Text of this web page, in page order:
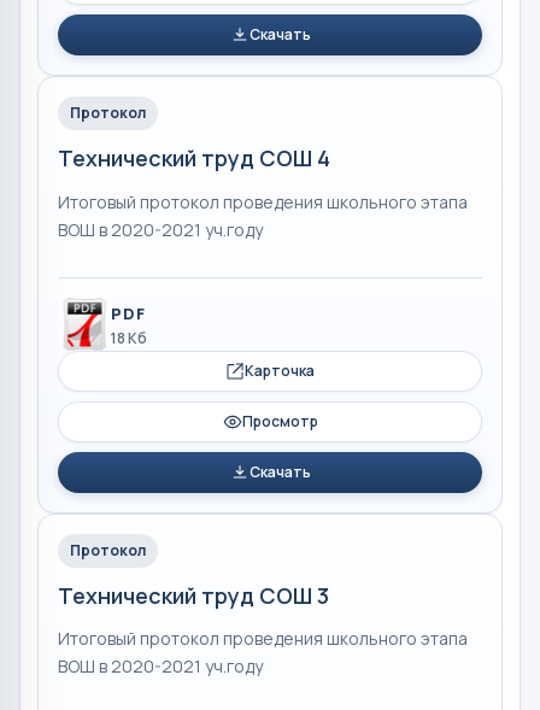
Скачать
Протокол
Технический труд СОШ 4
Итоговый протокол проведения школьного этапа
ВОШ в 2020-2021 уч.году
PDF
18 Кб
Карточка
Просмотр
Скачать
Протокол
Технический труд СОШ 3
Итоговый протокол проведения школьного этапа
ВОШ в 2020-2021 уч.году